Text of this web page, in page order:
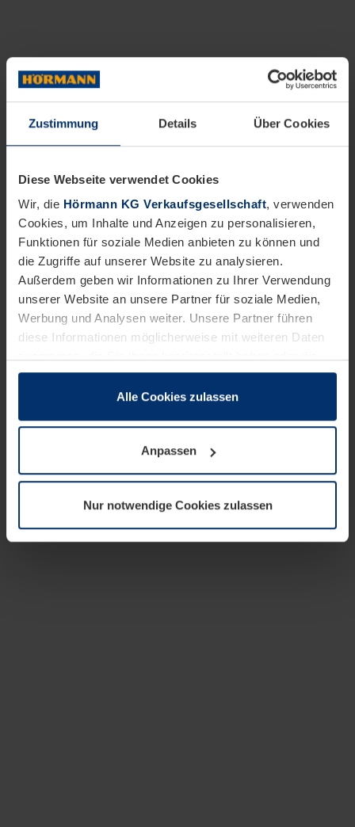
Zustimmung Details Über Cookies
Diese Webseite verwendet Cookies
Wir, die Hörmann KG Verkaufsgesellschaft, verwenden
Cookies, um Inhalte und Anzeigen zu personalisieren,
Funktionen für soziale Medien anbieten zu können und
die Zugriffe auf unserer Website zu analysieren.
Außerdem geben wir Informationen zu Ihrer Verwendung
unserer Website an unsere Partner für soziale Medien,
Werbung und Analysen weiter. Unsere Partner führen
diese Informationen möglicherweise mit weiteren Daten
sie im Rahmen Ihrer Nutzung der Dienste gesammelt
wenn diese für den Betrieb dieser Seite unbedingt
notwendig sind. Für alle anderen Cookie-Typen benötigen
wir Ihre Erlaubnis. Ihre Einwilligung können Sie jederzeit
Datenschutzerklärungunserer Website ändern oder
widerrufen.
Alle Cookies zulassen
Anpassen
Nur notwendige Cookies zulassen